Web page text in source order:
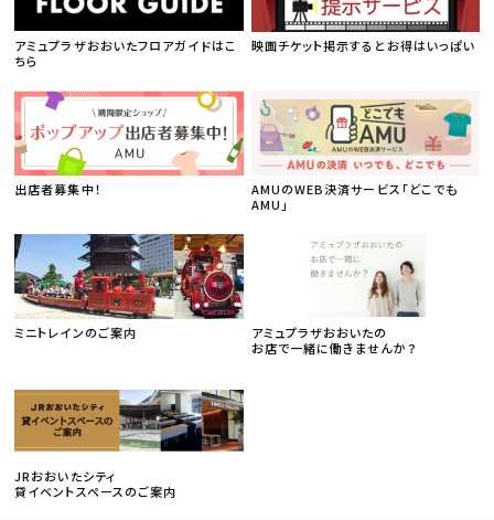
アミュプラザおおいたフロアガイドはこ
ちら
映画チケット掲示するとお得はいっぱい
出店者募集中！
AMUのWEB決済サービス「どこでも
AMU」
ミニトレインのご案内
アミュプラザおおいたの
お店で一緒に働きませんか？
JRおおいたシティ
貸イベントスペースのご案内